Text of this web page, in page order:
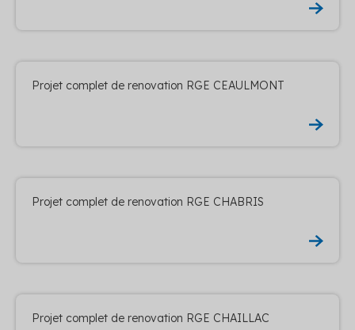
Projet complet de renovation RGE CEAULMONT
Projet complet de renovation RGE CHABRIS
Projet complet de renovation RGE CHAILLAC